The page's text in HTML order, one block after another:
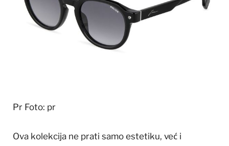
Pr Foto: pr
Ova kolekcija ne prati samo estetiku, već i